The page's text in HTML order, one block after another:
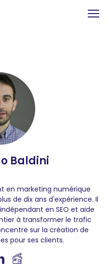
Baldini
en marketing numérique
de dix ans d'expérience. Il
en SEO et aide
à transformer le trafic
sur la création de
pour ses clients.